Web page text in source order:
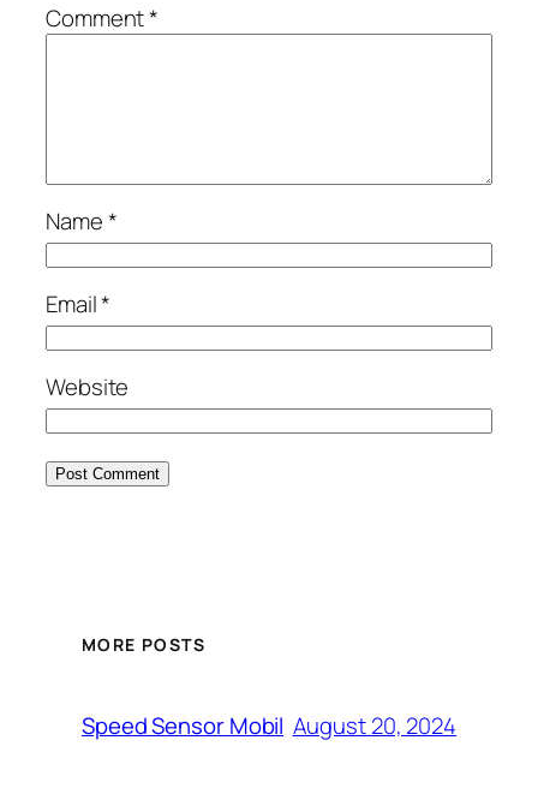
Comment*
Name*
Email*
Website
MORE POSTS
Speed Sensor Mobil August 20, 2024